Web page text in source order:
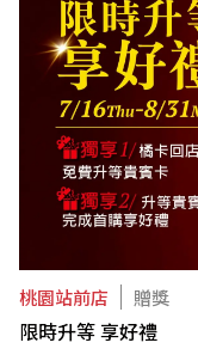
桃園站前店 贈獎
限時升等 享好禮